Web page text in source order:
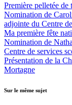
Première pelletée
Nomination de
adjointe du Centre
Ma première fête
Nomination de
Centre de services
Présentation de la
Mortagne
Sur le même sujet